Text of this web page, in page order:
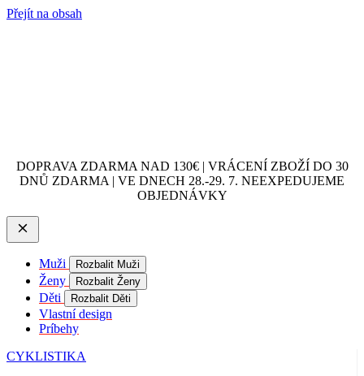
Přejít na obsah
DOPRAVA ZDARMA NAD 130€ | VRÁCENÍ ZBOŽÍ DO 30
DNŮ ZDARMA | VE DNECH 28.-29. 7. NEEXPEDUJEME
OBJEDNÁVKY
Muži Rozbalit Muži
Ženy Rozbalit Ženy
Děti Rozbalit Děti
Vlastní design
Príbehy
CYKLISTIKA